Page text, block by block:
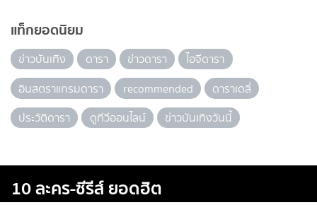
แท็กยอดนิยม
ข่าวบันเทิง ดารา ข่าวดารา
ไอจีดารา
อินสตราแกรมดารา
recommended
ดาราเดลี่
ประวัติดารา
ดูทีวีออนไลน์ ข่าวบันเทิงวันนี้
10 ละคร-ซีรีส์ ยอดฮิต